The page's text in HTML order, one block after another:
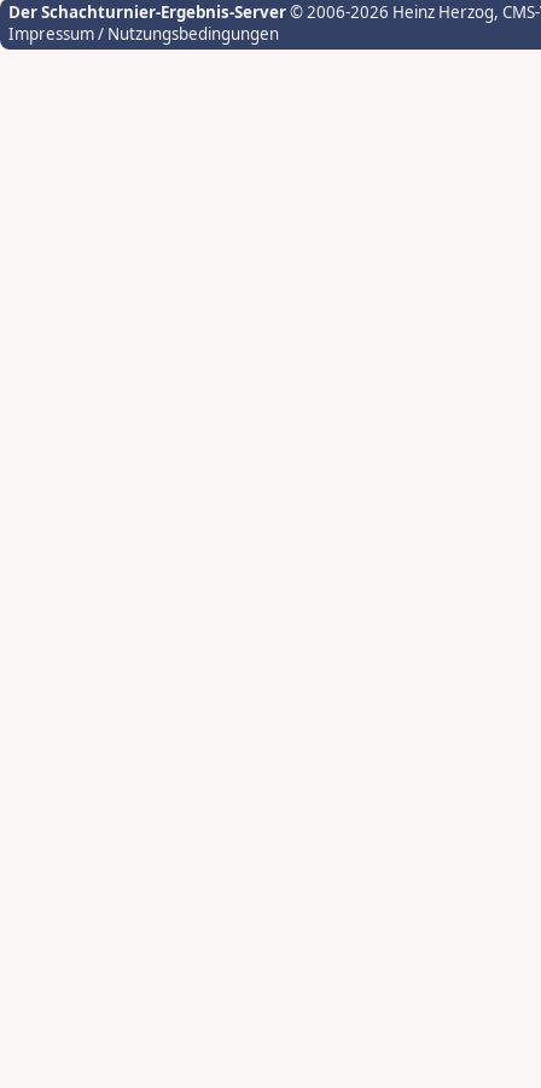
Der Schachturnier-Ergebnis-Server© 2006-2026 Heinz Herzog,
Impressum / Nutzungsbedingungen